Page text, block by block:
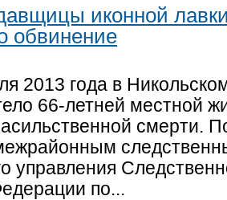
иконной
обвинение
2013 года в
66-летней местной
смерти.
управления
по...